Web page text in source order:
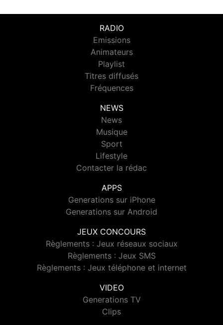
RADIO
Emissions
Animateurs
Playlist
Titres diffusés
Fréquences
NEWS
News
Musique
Sport
Lifestyle
Contacter la rédac
APPS
Generations sur iPhone
Generations sur Android
JEUX CONCOURS
Règlements : Jeux réseaux sociaux
Règlements : Jeux SMS
Règlements : Jeux téléphone et internet
VIDEO
Generations TV
Clips